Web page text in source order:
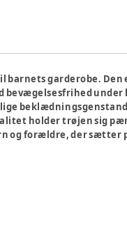
barnets garderobe.
bevægelsesfrihed
holder trøjen sig
og forældre, der sætter